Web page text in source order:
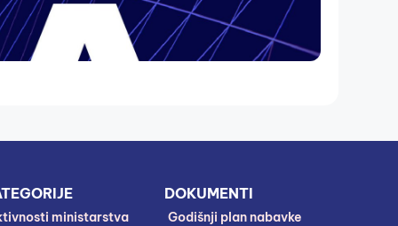
ministarstva
DOKUMENTI
Godišnji plan nabavke